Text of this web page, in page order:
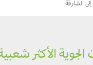
الشارقة
الجوية الأكثر